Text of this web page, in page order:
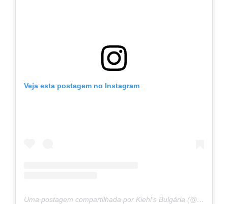
Veja esta postagem no Instagram
Uma postagem compartilhada por Kiehl’s Bulgária (@kiehls.bg